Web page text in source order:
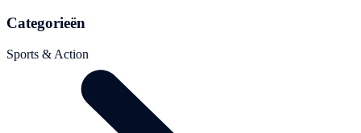
Categorieën
Sports & Action